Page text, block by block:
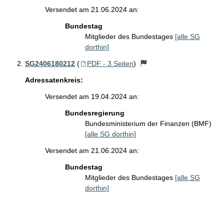
Versendet am 21.06.2024 an:
Bundestag
Mitglieder des Bundestages [alle SG
dorthin]
SG2406180212 ( PDF - 3 Seiten)
Adressatenkreis:
Versendet am 19.04.2024 an:
Bundesregierung
Bundesministerium der Finanzen (BMF)
[alle SG dorthin]
Versendet am 21.06.2024 an:
Bundestag
Mitglieder des Bundestages [alle SG
dorthin]